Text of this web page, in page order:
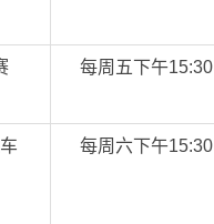
每周五下午15:30
每周六下午15:30